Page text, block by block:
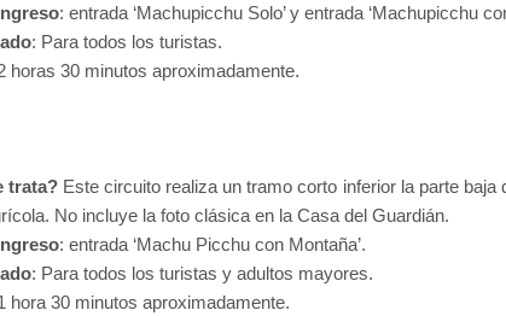
: entrada ‘Machupicchu Solo’ y entrada ‘Machupicchu
: Para todos los turistas.
horas 30 minutos aproximadamente.
trata? Este circuito realiza un tramo corto inferior la parte
No incluye la foto clásica en la Casa del Guardián.
: entrada ‘Machu Picchu con Montaña’.
: Para todos los turistas y adultos mayores.
hora 30 minutos aproximadamente.